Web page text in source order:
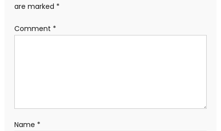
are marked *
Comment *
Name *